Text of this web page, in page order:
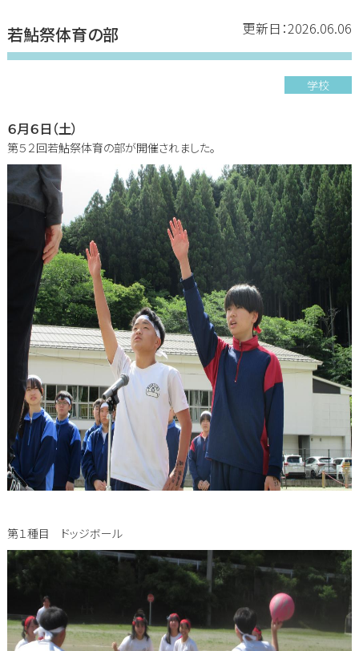
更新日：2026.06.06
若鮎祭体育の部
学校
６月６日（土）
第５２回若鮎祭体育の部が開催されました。
第１種目 ドッジボール